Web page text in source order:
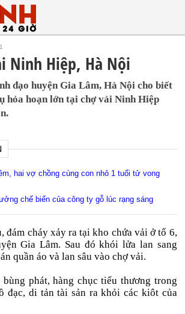
Ninh Hiệp, Hà Nội
đạo huyện Gia Lâm, Hà Nội cho biết
hỏa hoạn lớn tại chợ vải Ninh Hiệp
hai vợ chồng cùng con nhỏ 1 tuổi tử vong
chế biến của công ty gỗ lúc rạng sáng
đám cháy xảy ra tại kho chứa vải ở tổ 6,
Gia Lâm. Sau đó khói lửa lan sang
quần áo và lan sâu vào chợ vải.
bùng phát, hàng chục tiểu thương trong
đạc, di tản tài sản ra khỏi các kiôt của